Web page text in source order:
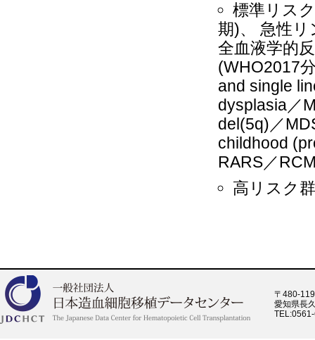
標準リス
期)、 急性リ
全血液学的
(WHO2017
and single
dysplasia／
del(5q)／
childhood
RARS／
高リスク
〒480-
愛知県長